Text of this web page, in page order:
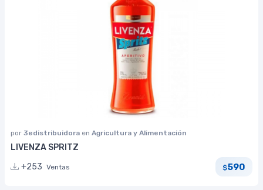
por 3edistribuidora en Agricultura y Alimentación
LIVENZA SPRITZ
+253 Ventas $590